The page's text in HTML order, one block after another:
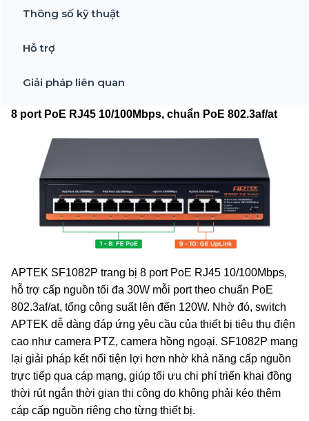
Thông số kỹ thuật
Hỗ trợ
Giải pháp liên quan
8 port PoE RJ45 10/100Mbps, chuẩn PoE 802.3af/at
APTEK SF1082P trang bị 8 port PoE RJ45 10/100Mbps,
hỗ trợ cấp nguồn tối đa 30W mỗi port theo chuẩn PoE
802.3af/at, tổng công suất lên đến 120W. Nhờ đó, switch
APTEK dễ dàng đáp ứng yêu cầu của thiết bị tiêu thụ điện
cao như camera PTZ, camera hồng ngoại. SF1082P mang
lại giải pháp kết nối tiện lợi hơn nhờ khả năng cấp nguồn
trực tiếp qua cáp mạng, giúp tối ưu chi phí triển khai đồng
thời rút ngắn thời gian thi công do không phải kéo thêm
cáp cấp nguồn riêng cho từng thiết bị.